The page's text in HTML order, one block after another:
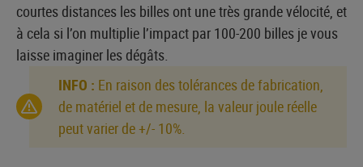
courtes distances les billes ont une très grande vélocité, et
à cela si l’on multiplie l’impact par 100-200 billes je vous
laisse imaginer les dégâts.
INFO : En raison des tolérances de fabrication,
de matériel et de mesure, la valeur joule réelle
peut varier de +/- 10%.